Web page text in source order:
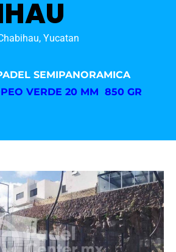
Yucatan
SEMIPANORAMICA
VERDE 20 MM 850 GR